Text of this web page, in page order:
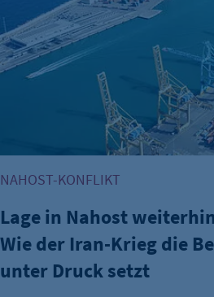
NAHOST-KONFLIKT
Lage in Nahost
Wie der Iran-Krieg die
unter Druck setzt